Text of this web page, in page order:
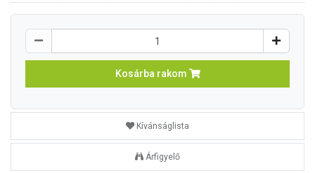
Kosárba rakom
Kívánságlista
Árfigyelő